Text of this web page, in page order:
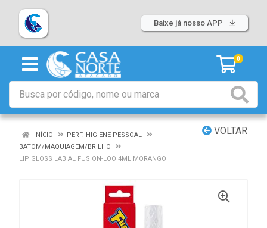
Baixe já nosso APP
0
VOLTAR
INÍCIO
PERF. HIGIENE PESSOAL
BATOM/MAQUIAGEM/BRILHO
LIP GLOSS LABIAL FUSION-LOO 4ML MORANGO